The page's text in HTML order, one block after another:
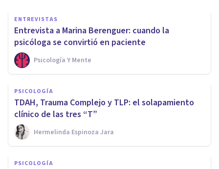
ENTREVISTAS
Entrevista a Marina Berenguer: cuando la
psicóloga se convirtió en paciente
Psicología Y Mente
PSICOLOGÍA
TDAH, Trauma Complejo y TLP: el solapamiento
clínico de las tres “T”
Hermelinda Espinoza Jara
PSICOLOGÍA